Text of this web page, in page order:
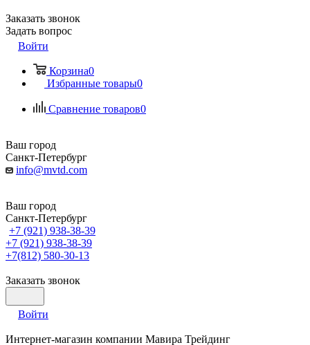
Заказать звонок
Задать вопрос
Войти
Корзина0
Избранные товары0
Сравнение товаров0
Ваш город
Санкт-Петербург
info@mvtd.com
Ваш город
Санкт-Петербург
+7 (921) 938-38-39
+7 (921) 938-38-39
+7(812) 580-30-13
Заказать звонок
Войти
Интернет-магазин компании Мавира Трейдинг